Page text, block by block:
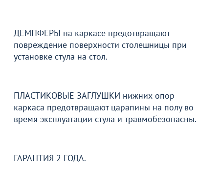
ДЕМПФЕРЫ на каркасе предотвращают
повреждение поверхности столешницы при
установке стула на стол.
ПЛАСТИКОВЫЕ ЗАГЛУШКИ нижних опор
каркаса предотвращают царапины на полу во
время эксплуатации стула и травмобезопасны.
ГАРАНТИЯ 2 ГОДА.
от 690
Чехол на табурет, без
поролона, синий
В корзину
от 2 990
Каркас барного стула Enzo
В корзину